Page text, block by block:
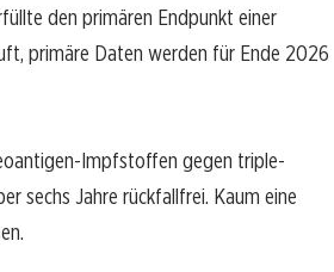
den primären Endpunkt einer
primäre Daten werden für Ende 2026
Impfstoffen gegen triple-
sechs Jahre rückfallfrei. Kaum eine